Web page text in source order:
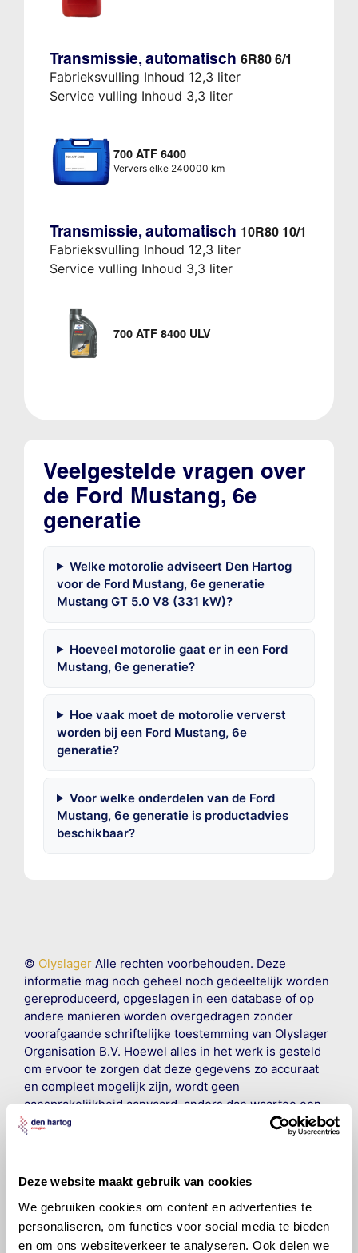
Deze website maakt gebruik van cookies
We gebruiken cookies om content en advertenties te
personaliseren, om functies voor social media te bieden
en om ons websiteverkeer te analyseren. Ook delen we
Transmissie, automatisch 6R80 6/1
Fabrieksvulling Inhoud 12,3 liter
Service vulling Inhoud 3,3 liter
700 ATF 6400
Ververs elke 240000 km
Transmissie, automatisch 10R80 10/1
Fabrieksvulling Inhoud 12,3 liter
Service vulling Inhoud 3,3 liter
700 ATF 8400 ULV
Veelgestelde vragen over
de Ford Mustang, 6e
generatie
Welke motorolie adviseert Den Hartog
voor de Ford Mustang, 6e generatie
Mustang GT 5.0 V8 (331 kW)?
Hoeveel motorolie gaat er in een Ford
Mustang, 6e generatie?
Hoe vaak moet de motorolie ververst
worden bij een Ford Mustang, 6e
generatie?
Voor welke onderdelen van de Ford
Mustang, 6e generatie is productadvies
beschikbaar?
© OlyslagerAlle rechten voorbehouden. Deze
informatie mag noch geheel noch gedeeltelijk worden
gereproduceerd, opgeslagen in een database of op
andere manieren worden overgedragen zonder
voorafgaande schriftelijke toestemming van Olyslager
Organisation B.V. Hoewel alles in het werk is gesteld
om ervoor te zorgen dat deze gegevens zo accuraat
en compleet mogelijk zijn, wordt geen
aansprakelijkheid aanvaard, anders dan waartoe een
wettelijke verplichting bestaat, voor schade of verlies
veroorzaakt door fouten of omissies in de verstrekte
raadplegen en te gebruiken erkent de gebruiker dat
hij/zij de ervaring, de kennis en het vermogen heeft
om de vereiste onderhoudswerkzaamheden op een
veilige en verantwoorde manier uit te voeren. Hij/zij
vrijwaart en indemniseert de uitgever enDen Hartog